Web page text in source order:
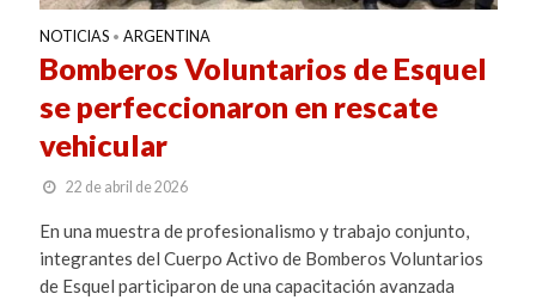
NOTICIAS • ARGENTINA
Bomberos Voluntarios de Esquel
se perfeccionaron en rescate
vehicular
22 de abril de 2026
En una muestra de profesionalismo y trabajo conjunto,
integrantes del Cuerpo Activo de Bomberos Voluntarios
de Esquel participaron de una capacitación avanzada